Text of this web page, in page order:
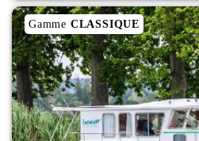
Gamme CLASSIQUE